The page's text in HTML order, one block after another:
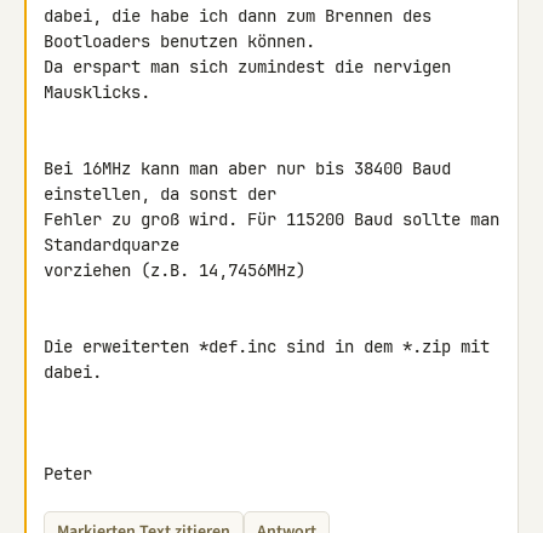
dabei, die habe ich dann zum Brennen des
Bootloaders benutzen können.
Da erspart man sich zumindest die nervigen
Mausklicks.
Bei 16MHz kann man aber nur bis 38400 Baud
einstellen, da sonst der
Fehler zu groß wird. Für 115200 Baud sollte man
Standardquarze
vorziehen (z.B. 14,7456MHz)
Die erweiterten *def.inc sind in dem *.zip mit
dabei.
Peter